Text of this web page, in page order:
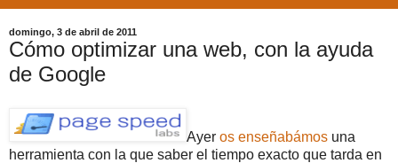
domingo, 3 de abril de 2011
Cómo optimizar una web, con la ayuda
de Google
Ayer os enseñabámos una
herramienta con la que saber el tiempo exacto que tarda en